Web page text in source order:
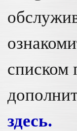
списком
здесь.